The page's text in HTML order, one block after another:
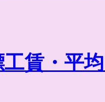
賃・平